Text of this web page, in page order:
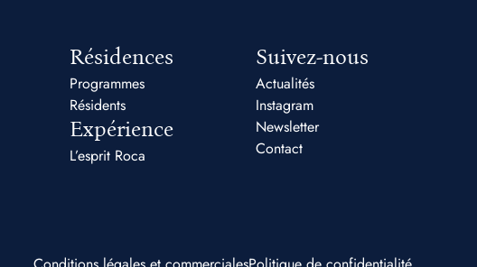
Résidences
Programmes
Résidents
Expérience
L’esprit Roca
Suivez-nous
Actualités
Instagram
Newsletter
Contact